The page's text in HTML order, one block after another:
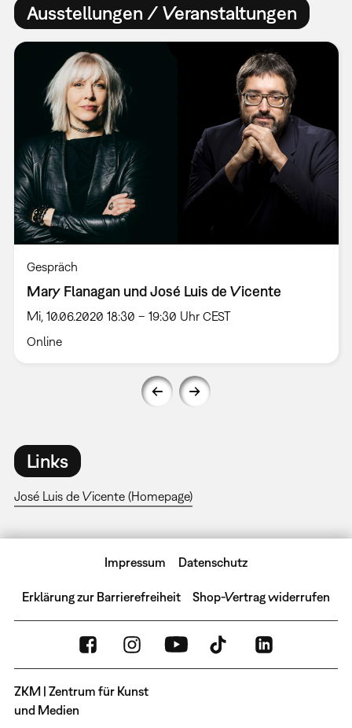
Ausstellungen / Veranstaltungen
Gespräch
Mary Flanagan und José Luis de Vicente
Mi, 10.06.2020 18:30 – 19:30 Uhr CEST
Online
Links
José Luis de Vicente (Homepage)
Impressum Datenschutz
Erklärung zur Barrierefreiheit Shop-Vertrag widerrufen
ZKM | Zentrum für Kunst
und Medien